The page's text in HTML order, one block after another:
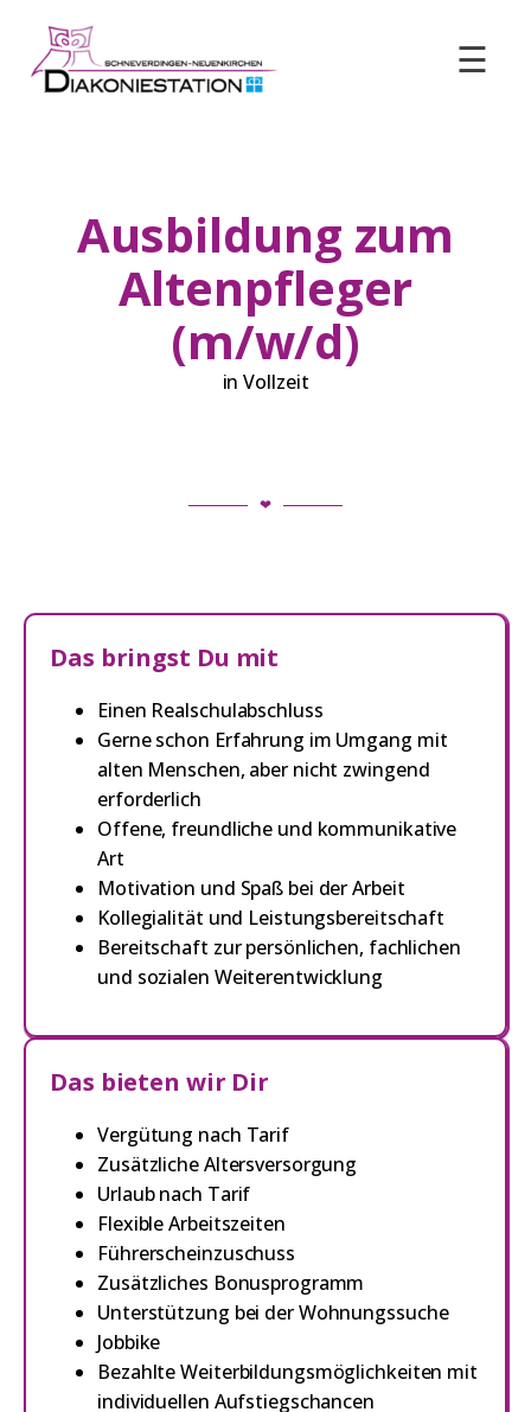
☰
Ausbildung zum
Altenpfleger
(m/w/d)
in Vollzeit
❤
Das bringst Du mit
Einen Realschulabschluss
Gerne schon Erfahrung im Umgang mit
alten Menschen, aber nicht zwingend
erforderlich
Offene, freundliche und kommunikative
Art
Motivation und Spaß bei der Arbeit
Kollegialität und Leistungsbereitschaft
Bereitschaft zur persönlichen, fachlichen
und sozialen Weiterentwicklung
Das bieten wir Dir
Vergütung nach Tarif
Zusätzliche Altersversorgung
Urlaub nach Tarif
Flexible Arbeitszeiten
Führerscheinzuschuss
Zusätzliches Bonusprogramm
Unterstützung bei der Wohnungssuche
Jobbike
Bezahlte Weiterbildungsmöglichkeiten mit
individuellen Aufstiegschancen